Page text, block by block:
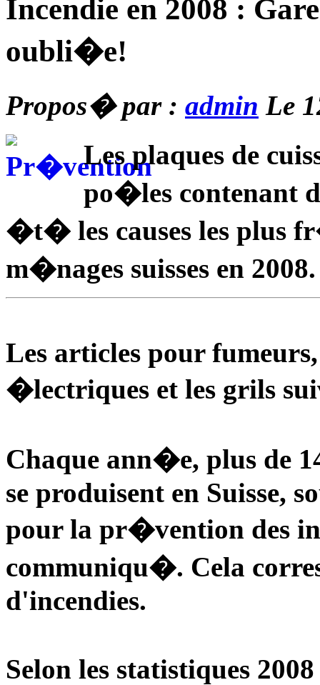
Incendie en 2008 :
oubli�e!
Propos� par : admin Le
Les plaques de
po�les contenant
�t� les causes les plus
m�nages suisses en 2008.
Les articles pour
�lectriques et les grils
Chaque ann�e, plus de
se produisent en Suisse,
pour la pr�vention des
communiqu�. Cela
d'incendies.
Selon les statistiques